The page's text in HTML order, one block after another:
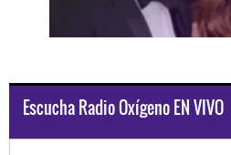
Escucha Radio Oxígeno EN VIVO